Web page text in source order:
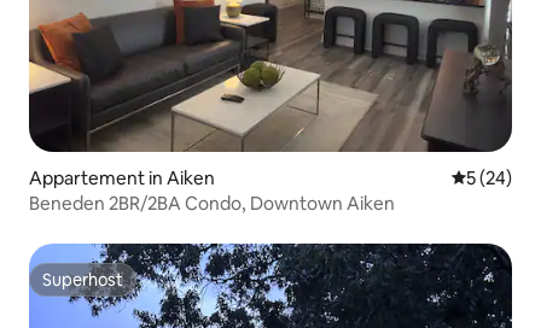
Appartement in Aiken
5 (24)
Beneden 2BR/2BA Condo, Downtown Aiken
Superhost
Superhost